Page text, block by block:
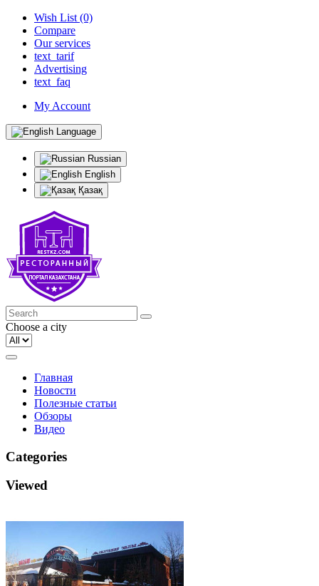
Wish List (0)
Compare
Our services
text_tarif
Advertising
text_faq
My Account
Language
Russian
English
Қазақ
Choose a city
Главная
Новости
Полезные статьи
Обзоры
Видео
Categories
Viewed